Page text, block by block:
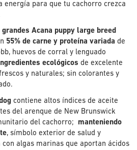
energía para que tu cachorro crezca
Acana puppy large breed
55% de carne y proteína variada de
huevos de corral y lenguado
ecológicos de excelente
y naturales; sin colorantes y
contiene altos índices de aceite
del arenque de New Brunswick
del cachorro;
manteniendo
, símbolo exterior de salud y
algas marinas que aportan ácidos